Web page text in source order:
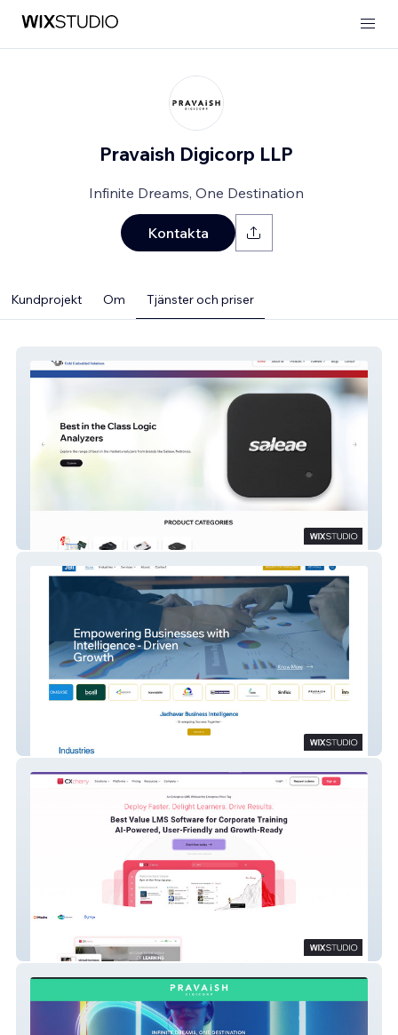
Pravaish Digicorp LLP
Infinite Dreams, One Destination
Kontakta
Kundprojekt Om Tjänster och priser
Uchi Embedded
CX cherry